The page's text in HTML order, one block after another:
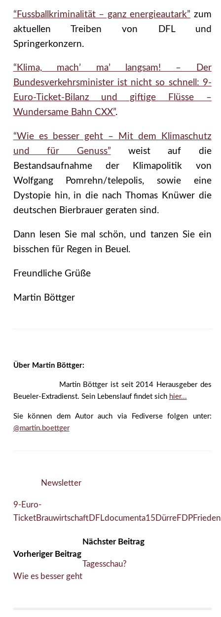
“Fussballkriminalität – ganz energieautark” zum
aktuellen Treiben von DFL und
Springerkonzern.
“Klima, mach’ ma’ langsam! – Der
Bundesverkehrsminister ist nicht so schnell: 9-
Euro-Ticket-Bilanz und giftige Flüsse –
Wundersame Bahn CXX”.
“Wie es besser geht – Mit dem Klimaschutz
und für Genuss” weist auf die
Bestandsaufnahme der Klimapolitik von
Wolfgang Pomrehn/telepolis, sowie eine
Dystopie hin, in die nach Thomas Knüwer die
deutschen Bierbrauer geraten sind.
Dann lesen Sie mal schön, und tanzen Sie ein
bisschen für Regen in Beuel.
Freundliche Grüße
Martin Böttger
Über Martin Böttger:
Martin Böttger ist seit 2014 Herausgeber des
Beueler-Extradienst. Sein Lebenslauf findet sich hier...
Sie können dem Autor auch via Fediverse folgen unter:
@martin.boettger
Newsletter
9-Euro-
TicketBrauwirtschaftDFLdocumenta15 DürreFDP
Vorheriger Beitrag
Wie es besser geht
Nächster Beitrag
Tagesschau?